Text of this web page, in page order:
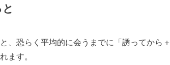
、恐らく平均的に会うまでに「誘ってから＋
ます。